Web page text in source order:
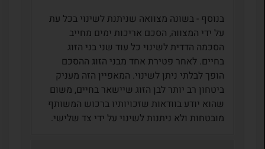
בנוסף - בשונה מצוואה שניתנת לשינוי בכל עת
על ידי המצווה, הסכם אריכות ימים מחייב
הסכמה הדדית לשינוי כל עוד שני בני הזוג
בחיים. לאחר פטירת אחד מבני הזוג ההסכם
הופך לבלתי ניתן לשינוי. המאפיין הזה מעניק
ביטחון רב יותר לבן הזוג שיישאר בחיים, משום
שהוא יודע בוודאות שזכויותיו ברכוש המשותף
מובטחות ולא ניתנות לשינוי על ידי צד שלישי.